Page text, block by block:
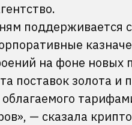
поддерживается
на фоне
поставок золота и
— сказала